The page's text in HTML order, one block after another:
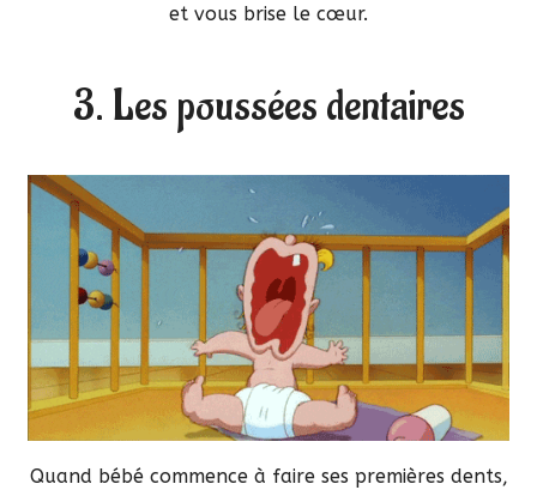
et vous brise le cœur.
3. Les poussées dentaires
Quand bébé commence à faire ses premières dents,